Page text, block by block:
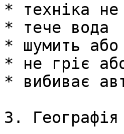
* техніка не
* тече вода
* шумить або
* не гріє
* вибиває
3. Географія